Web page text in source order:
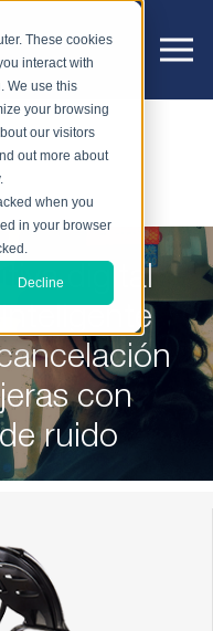
These cookies
interact with
We use this
your browsing
our visitors
out more about
when you
in your browser
Declinedigital
con
ruido